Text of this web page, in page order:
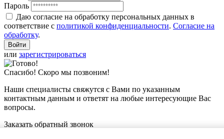
Пароль
Даю согласие на обработку персональных данных в
соответствие с политикой конфиденциальности. Согласие на
обработку.
или зарегистрироваться
Спасибо! Скоро мы позвоним!
Наши специалисты свяжутся с Вами по указанным
контактным данным и ответят на любые интересующие Вас
вопросы.
Заказать обратный звонок